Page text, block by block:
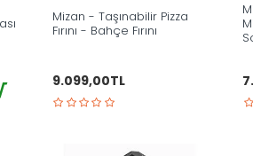
Mizan - Taşınabilir Pizza
Fırını - Bahçe Fırını
9.099,00TL